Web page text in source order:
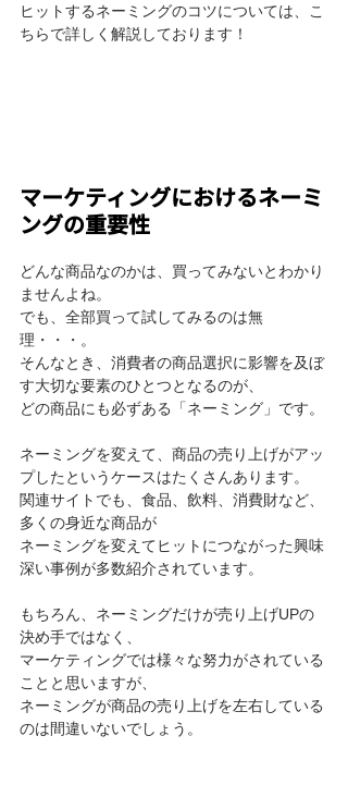
ヒットするネーミングのコツについては、こ
ちらで詳しく解説しております！
マーケティングにおけるネーミ
ングの重要性
どんな商品なのかは、買ってみないとわかり
ませんよね。
でも、全部買って試してみるのは無
理・・・。
そんなとき、消費者の商品選択に影響を及ぼ
す大切な要素のひとつとなるのが、
どの商品にも必ずある「ネーミング」です。
ネーミングを変えて、商品の売り上げがアッ
プしたというケースはたくさんあります。
関連サイトでも、食品、飲料、消費財など、
多くの身近な商品が
ネーミングを変えてヒットにつながった興味
深い事例が多数紹介されています。
もちろん、ネーミングだけが売り上げUPの
決め手ではなく、
マーケティングでは様々な努力がされている
ことと思いますが、
ネーミングが商品の売り上げを左右している
のは間違いないでしょう。